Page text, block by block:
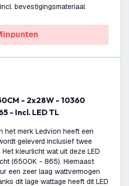
bevestigingsmateriaal
- Incl. LED TL
het merk Ledvion heeft een
geleverd inclusief twee
kleurlicht wat uit deze LED
(6500K - 865). Hiernaast
een zeer laag wattvermogen
dit lage wattage heeft dit LED